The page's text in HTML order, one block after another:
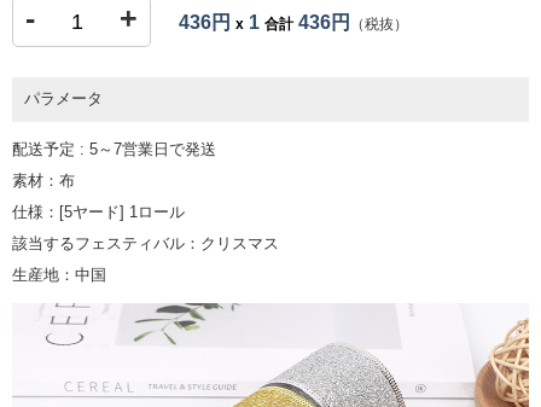
- + 436円 x 1 合計436円 （税抜）
パラメータ
配送予定 : 5～7営業日で発送
素材：布
仕様：[5ヤード] 1ロール
該当するフェスティバル：クリスマス
生産地：中国